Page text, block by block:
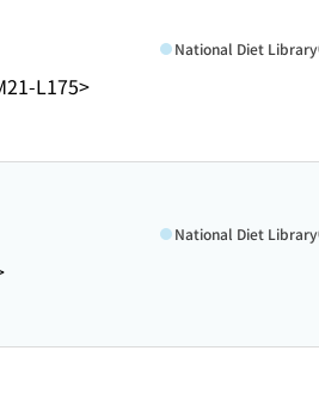
L175>
National Diet Library
National Diet Library